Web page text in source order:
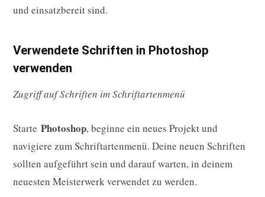
und einsatzbereit sind.
Verwendete Schriften in Photoshop
verwenden
Zugriff auf Schriften im Schriftartenmenü
Starte Photoshop, beginne ein neues Projekt und
navigiere zum Schriftartenmenü. Deine neuen Schriften
sollten aufgeführt sein und darauf warten, in deinem
neuesten Meisterwerk verwendet zu werden.